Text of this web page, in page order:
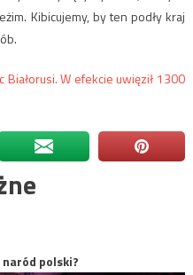
Kibicujemy, by ten podły kraj
Białorusi. W efekcie uwięził 1300
polski?